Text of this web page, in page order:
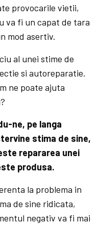
provocarile vietii,
va fi un capat de tara
mod asertiv.
al unei stime de
si autoreparatie.
ne poate ajuta
ne, pe langa
stima de sine,
repararea unei
produsa.
la problema in
de sine ridicata,
negativ va fi mai